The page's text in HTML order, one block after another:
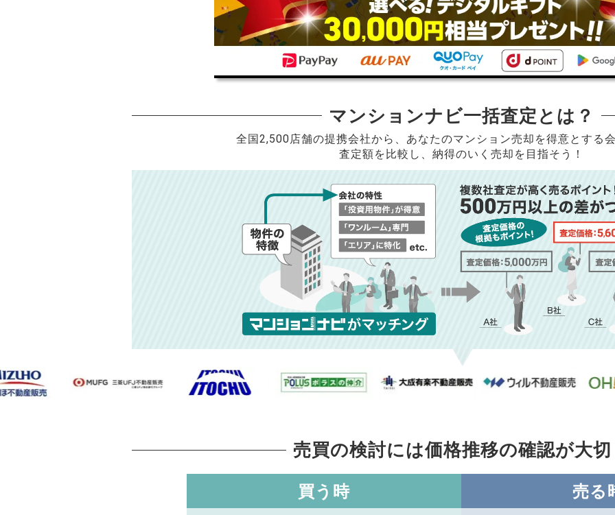
マンションナビ一括査定とは？
全国2,500店舗の提携会社から、 あなたのマンション売却を得意とする
査定額を比較し、納得のいく売却を目指そう！
売買の検討には価格推移の確認が大
買う時 売る